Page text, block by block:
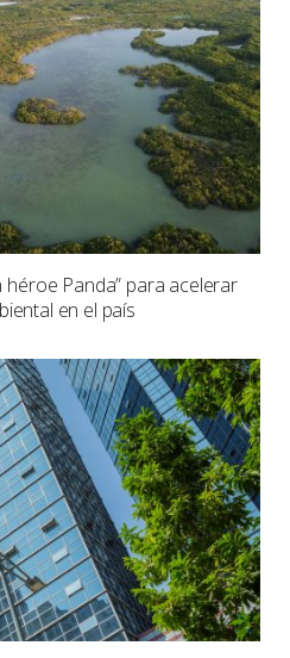
héroe Panda” para acelerar
en el país